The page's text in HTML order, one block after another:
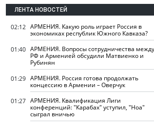
ЛЕНТА НОВОСТЕЙ
02:12 АРМЕНИЯ. Какую роль играет Россия в
экономиках республик Южного Кавказа?
01:40 АРМЕНИЯ. Вопросы сотрудничества между
РФ и Арменией обсудили Матвиенко и
Рубинян
01:29 АРМЕНИЯ. Россия готова продолжать
концессию в Армении – Оверчук
01:27 АРМЕНИЯ. Квалификация Лиги
конференций: "Карабах" уступил, "Ноа"
сыграл вничью